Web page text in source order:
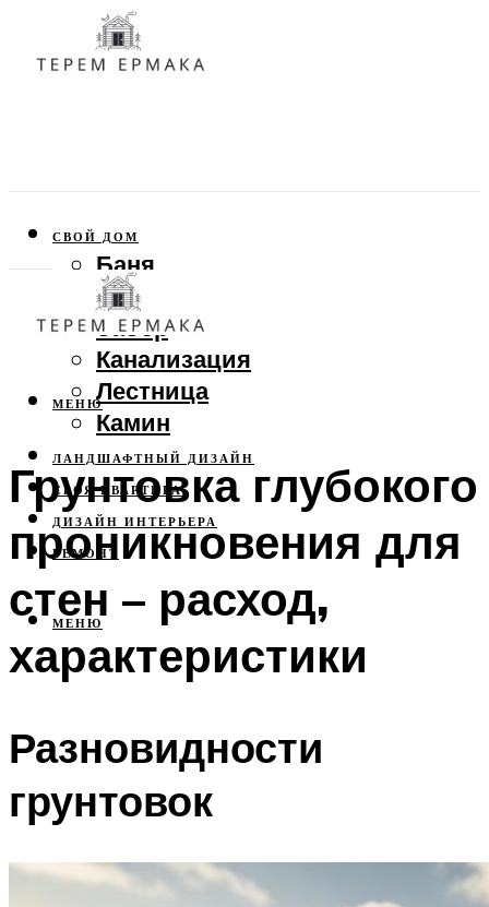
СВОЙ ДОМ
Баня
Веранда
Забор
Канализация
Лестница
Камин
ЛАНДШАФТНЫЙ ДИЗАЙН
СВОЯ КВАРТИРА
ДИЗАЙН ИНТЕРЬЕРА
РЕМОНТ
МЕНЮ
МЕНЮ
Грунтовка глубокого
проникновения для
стен – расход,
характеристики
Разновидности
грунтовок